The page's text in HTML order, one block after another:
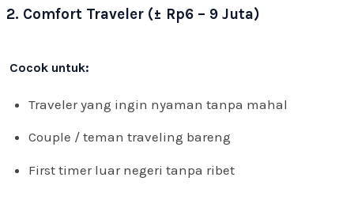
2. Comfort Traveler (± Rp6 – 9 Juta)
Cocok untuk:
Traveler yang ingin nyaman tanpa mahal
Couple / teman traveling bareng
First timer luar negeri tanpa ribet